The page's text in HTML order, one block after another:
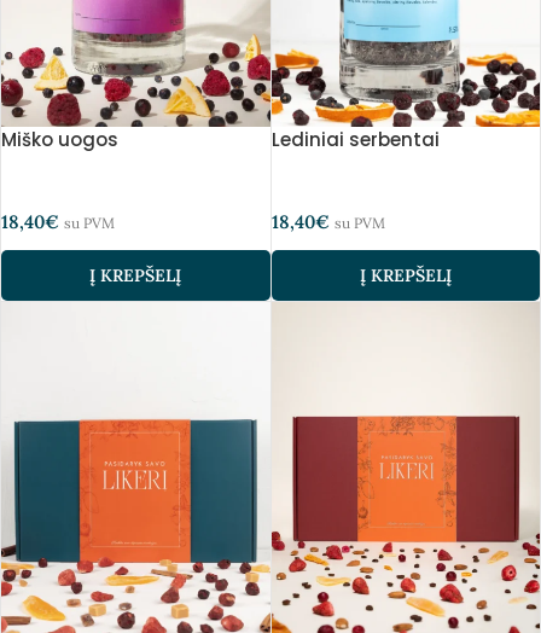
Miško uogos
18,40€ su PVM
Į KREPŠELĮ
Lediniai serbentai
18,40€ su PVM
Į KREPŠELĮ